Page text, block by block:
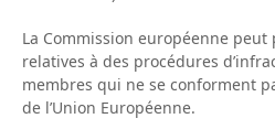
La Commission européenne
relatives à des procédures
membres qui ne se conforment
de l’Union Européenne.